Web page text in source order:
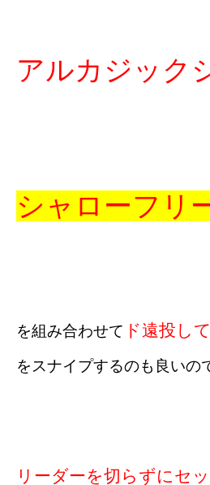
アルカジック
シャローフ
を組み合わせて ド遠投し
をスナイプするのも良いの
リーダーを切らずにセ